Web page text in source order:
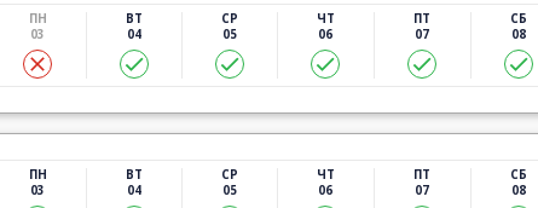
ПН
03
ВТ
04
СР
05
ЧТ
06
ПТ
07
СБ
08
ПН
03
ВТ
04
СР
05
ЧТ
06
ПТ
07
СБ
08